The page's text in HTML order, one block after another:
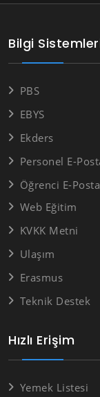
Hızlı Erişim
Yemek Listesi
Bilgi
PBS
EBYS
Ekders
Personel E-
Öğrenci E-Posta
Web Eğitim
KVKK Metni
Ulaşım
Erasmus
Teknik Destek